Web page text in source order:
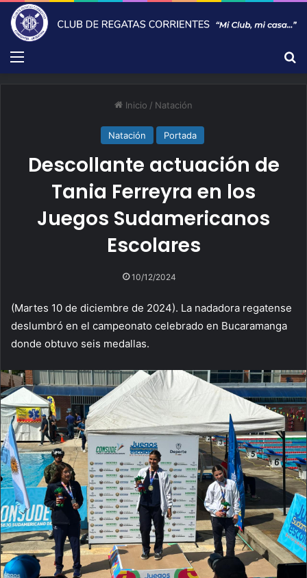
Menú
Inicio / Natación
Natación Portada
Descollante actuación de
Tania Ferreyra en los
Juegos Sudamericanos
Escolares
10/12/2024
(Martes 10 de diciembre de 2024). La nadadora regatense
deslumbró en el campeonato celebrado en Bucaramanga
donde obtuvo seis medallas.